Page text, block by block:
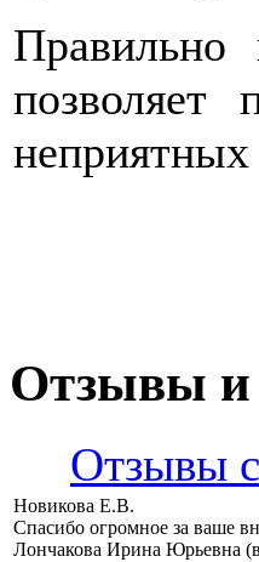
Правильно
позволяет
неприятных
Отзывы и
Отзывы
Новикова Е.В.
Спасибо огромное за ваше
Лончакова Ирина Юрьевна